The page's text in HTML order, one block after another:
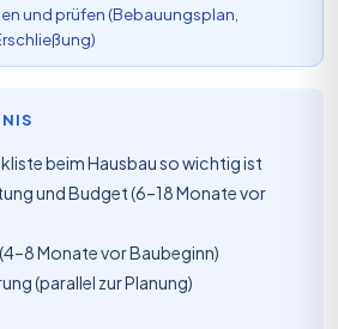
und prüfen (Bebauungsplan,
beim Hausbau so wichtig ist
und Budget (6–18 Monate vor
Monate vor Baubeginn)
(parallel zur Planung)